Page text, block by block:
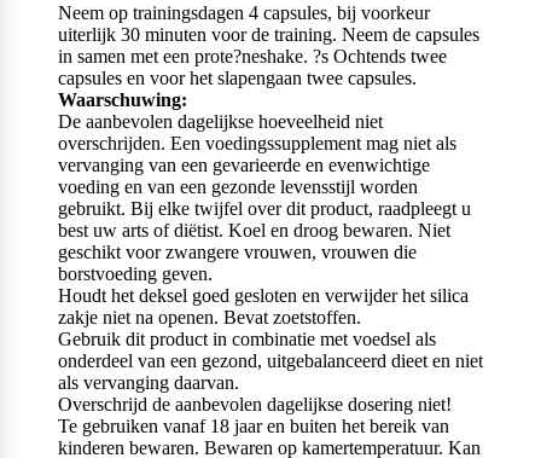
Neem op trainingsdagen 4 capsules, bij voorkeur
uiterlijk 30 minuten voor de training. Neem de capsules
in samen met een prote?neshake. ?s Ochtends twee
capsules en voor het slapengaan twee capsules.
Waarschuwing:
De aanbevolen dagelijkse hoeveelheid niet
overschrijden. Een voedingssupplement mag niet als
vervanging van een gevarieerde en evenwichtige
voeding en van een gezonde levensstijl worden
gebruikt. Bij elke twijfel over dit product, raadpleegt u
best uw arts of diëtist. Koel en droog bewaren. Niet
geschikt voor zwangere vrouwen, vrouwen die
borstvoeding geven.
Houdt het deksel goed gesloten en verwijder het silica
zakje niet na openen. Bevat zoetstoffen.
Gebruik dit product in combinatie met voedsel als
onderdeel van een gezond, uitgebalanceerd dieet en niet
als vervanging daarvan.
Overschrijd de aanbevolen dagelijkse dosering niet!
Te gebruiken vanaf 18 jaar en buiten het bereik van
kinderen bewaren. Bewaren op kamertemperatuur. Kan